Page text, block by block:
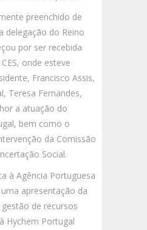
preenchido de
delegação do Reino
por ser recebida
onde esteve
Francisco Assis,
Teresa Fernandes,
a atuação do
bem como o
da Comissão
Social.
à Agência Portuguesa
apresentação da
de recursos
Hychem Portugal